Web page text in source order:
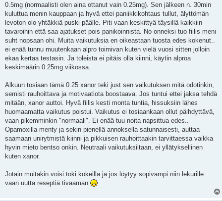
0.5mg (normaalisti olen aina ottanut vain 0.25mg). Sen jälkeen n. 30min
kuluttua menin kauppaan ja hyvä ettei paniikkikohtaus tullut, älyttömän
levoton olo yhtäkkiä puski päälle. Piti vaan keskittyä täysillä kaikkiin
tavaroihin että saa ajatukset pois panikoinnista. No onneksi tuo fiilis meni
suht nopsaan ohi. Muita vaikutuksia en oikeastaan tuosta edes kokenut..
ei enää tunnu muutenkaan alpro toimivan kuten vielä vuosi sitten jolloin
ekaa kertaa testasin. Ja toleista ei pitäis olla kiinni, käytin alproa
keskimäärin 0.25mg viikossa.
Alkuun tosiaan tämä 0.25 xanor teki just sen vaikutuksen mitä odotinkin,
semisti rauhoittava ja motivaatiota boostaava. Jos tuntui ettei jaksa tehdä
mitään, xanor auttoi. Hyvä fiilis kesti monta tuntia, hissuksiin lähes
huomaamatta vaikutus poistui. Vaikutus ei tosiaankaan ollut päihdyttävä,
vaan pikemminkin "normaali". Ei enää tuu noita napsittua edes..
Opamoxilla menty ja sekin pienellä annoksella satunnaisesti, auttaa
saamaan unirytmistä kiinni ja pikkuisen rauhoittaakin tarvittaessa vaikka
hyvin mieto bentso onkin. Neutraali vaikutuksiltaan, ei yllätyksellinen
kuten xanor.
Jotain muitakin voisi toki kokeilla ja jos löytyy sopivampi niin lekurille
vaan uutta reseptiä tivaaman